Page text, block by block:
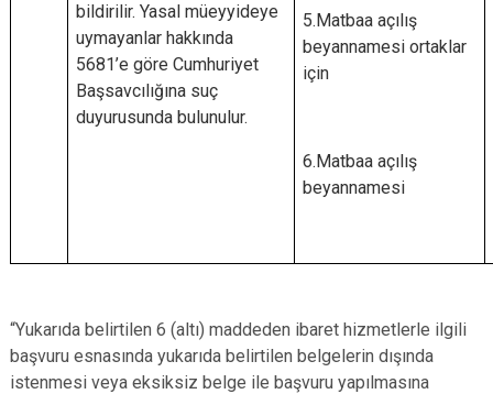
bildirilir. Yasal müeyyideye
uymayanlar hakkında
5681’e göre Cumhuriyet
Başsavcılığına suç
duyurusunda bulunulur.
5.Matbaa açılış
beyannamesi ortaklar
için
6.Matbaa açılış
beyannamesi
“Yukarıda belirtilen 6 (altı) maddeden ibaret hizmetlerle ilgili
başvuru esnasında yukarıda belirtilen belgelerin dışında
istenmesi veya eksiksiz belge ile başvuru yapılmasına